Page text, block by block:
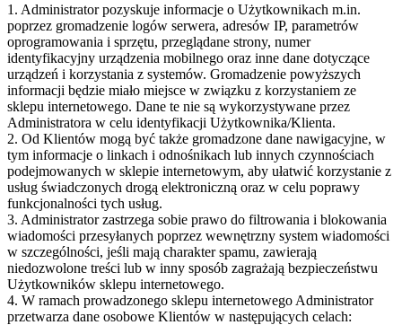
1. Administrator pozyskuje informacje o Użytkownikach m.in.
poprzez gromadzenie logów serwera, adresów IP, parametrów
oprogramowania i sprzętu, przeglądane strony, numer
identyfikacyjny urządzenia mobilnego oraz inne dane dotyczące
urządzeń i korzystania z systemów. Gromadzenie powyższych
informacji będzie miało miejsce w związku z korzystaniem ze
sklepu internetowego. Dane te nie są wykorzystywane przez
Administratora w celu identyfikacji Użytkownika/Klienta.
2. Od Klientów mogą być także gromadzone dane nawigacyjne, w
tym informacje o linkach i odnośnikach lub innych czynnościach
podejmowanych w sklepie internetowym, aby ułatwić korzystanie z
usług świadczonych drogą elektroniczną oraz w celu poprawy
funkcjonalności tych usług.
3. Administrator zastrzega sobie prawo do filtrowania i blokowania
wiadomości przesyłanych poprzez wewnętrzny system wiadomości
w szczególności, jeśli mają charakter spamu, zawierają
niedozwolone treści lub w inny sposób zagrażają bezpieczeństwu
Użytkowników sklepu internetowego.
4. W ramach prowadzonego sklepu internetowego Administrator
przetwarza dane osobowe Klientów w następujących celach: